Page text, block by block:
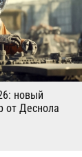
новый
от Деснола